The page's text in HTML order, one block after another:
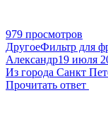
979 просмотров
ДругоеФильтр для
Александр19 июля
Из города Санкт
Прочитать ответ